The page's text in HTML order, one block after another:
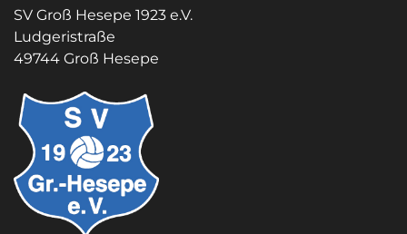
SV Groß Hesepe 1923 e.V.
Ludgeristraße
49744 Groß Hesepe